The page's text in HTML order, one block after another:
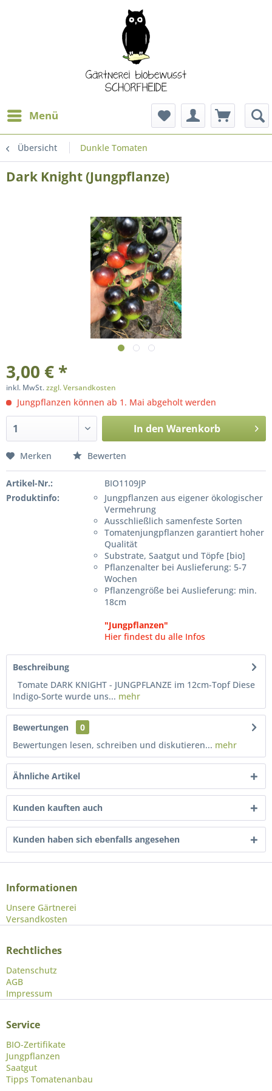
Menü
Übersicht Dunkle Tomaten
Dark Knight (Jungpflanze)
3,00 € *
inkl. MwSt.zzgl. Versandkosten
Jungpflanzen können ab 1. Mai abgeholt werden
In den Warenkorb
Merken Bewerten
Artikel-Nr.:
BIO1109JP
Produktinfo:
Jungpflanzen aus eigener ökologischer
Vermehrung
Ausschließlich samenfeste Sorten
Tomatenjungpflanzen garantiert hoher
Qualität
Substrate, Saatgut und Töpfe [bio]
Pflanzenalter bei Auslieferung: 5-7
Wochen
Pflanzengröße bei Auslieferung: min.
18cm
"Jungpflanzen"
Hier findest du alle Infos
Beschreibung
Tomate DARK KNIGHT - JUNGPFLANZE im 12cm-Topf Diese
Indigo-Sorte wurde uns... mehr
Bewertungen
0
Bewertungen lesen, schreiben und diskutieren... mehr
Ähnliche Artikel
Kunden kauften auch
Kunden haben sich ebenfalls angesehen
Informationen
Unsere Gärtnerei
Versandkosten
Rechtliches
Datenschutz
AGB
Impressum
Service
BIO-Zertifikate
Jungpflanzen
Saatgut
Tipps Tomatenanbau